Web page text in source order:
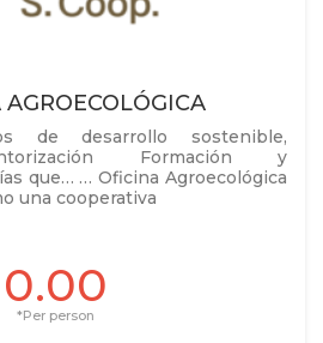
de desarrollo sostenible,
Formación y
que… … Oficina Agroecológica
una cooperativa
0.00
*Per person